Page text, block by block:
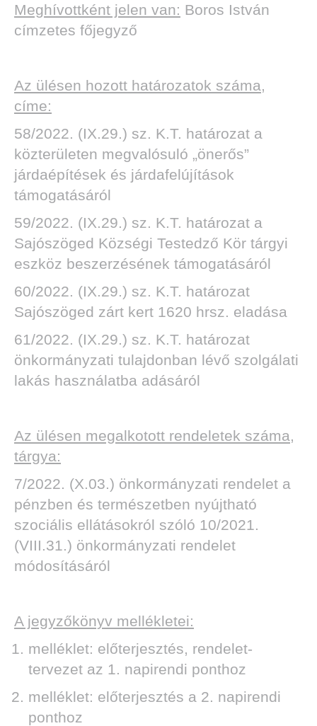
Meghívottként jelen van: Boros István
címzetes főjegyző
Az ülésen hozott határozatok száma,
címe:
58/2022. (IX.29.) sz. K.T. határozat a
közterületen megvalósuló „önerős”
járdaépítések és járdafelújítások
támogatásáról
59/2022. (IX.29.) sz. K.T. határozat a
Sajószöged Községi Testedző Kör tárgyi
eszköz beszerzésének támogatásáról
60/2022. (IX.29.) sz. K.T. határozat
Sajószöged zárt kert 1620 hrsz. eladása
61/2022. (IX.29.) sz. K.T. határozat
önkormányzati tulajdonban lévő szolgálati
lakás használatba adásáról
Az ülésen megalkotott rendeletek száma,
tárgya:
7/2022. (X.03.) önkormányzati rendelet a
pénzben és természetben nyújtható
szociális ellátásokról szóló 10/2021.
(VIII.31.) önkormányzati rendelet
módosításáról
A jegyzőkönyv mellékletei:
melléklet: előterjesztés, rendelet-
tervezet az 1. napirendi ponthoz
melléklet: előterjesztés a 2. napirendi
ponthoz